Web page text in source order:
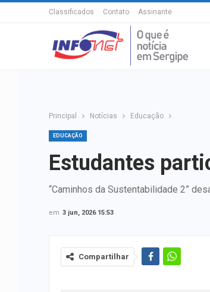
Classificados Contato Assinante
Principal Notícias Educação
EDUCAÇÃO
Estudantes
“Caminhos da Sustentabilidade 2”
em 3 jun, 2026 15:53
Compartilhar